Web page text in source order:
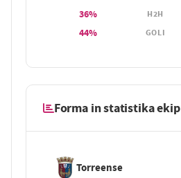
36%
H2H
44% GOLI
Forma in statistika ekip
Torreense